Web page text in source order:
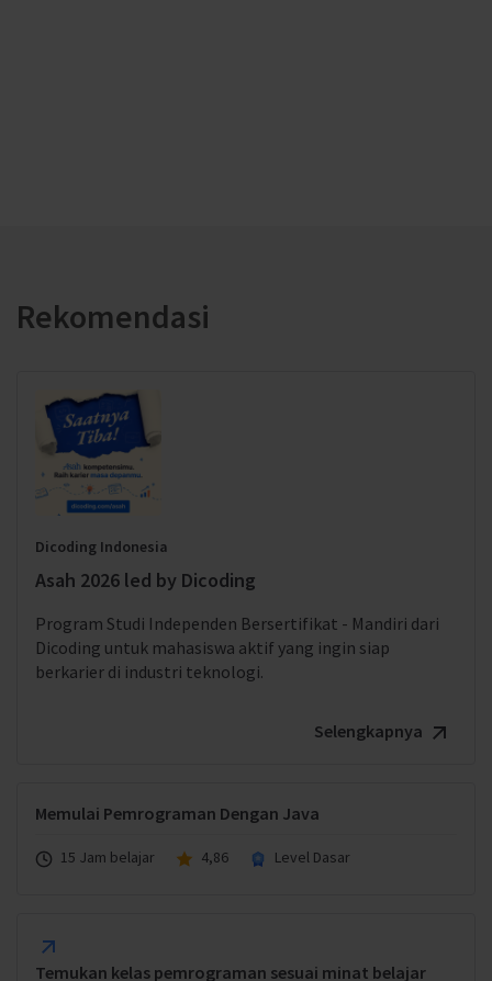
Rekomendasi
Dicoding Indonesia
Asah 2026 led by Dicoding
Program Studi Independen Bersertifikat - Mandiri dari
Dicoding untuk mahasiswa aktif yang ingin siap
berkarier di industri teknologi.
Selengkapnya
Memulai Pemrograman Dengan Java
15 Jam belajar 4,86 Level Dasar
Temukan kelas pemrograman sesuai minat belajar